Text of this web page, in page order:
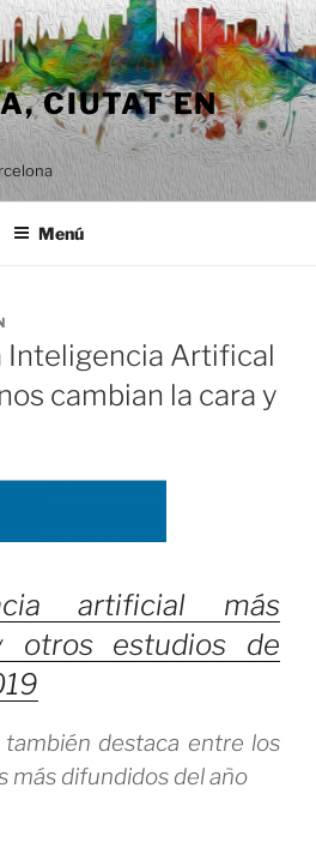
​​CIUTAT EN
Menú
Inteligencia Artifical
cambian la cara y
artificial más
otros estudios de
destaca entre los
más difundidos del año